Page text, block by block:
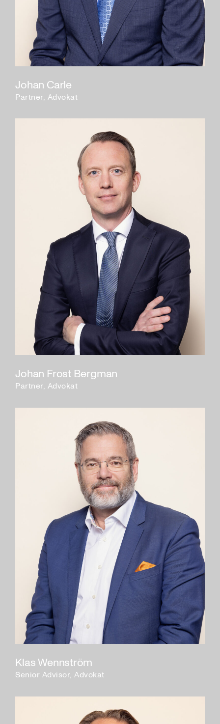
Johan Carle
Partner, Advokat
Johan Frost Bergman
Partner, Advokat
Klas Wennström
Senior Advisor, Advokat